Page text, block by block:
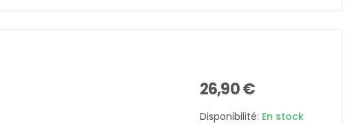
26,90 €
Disponibilité: En stock